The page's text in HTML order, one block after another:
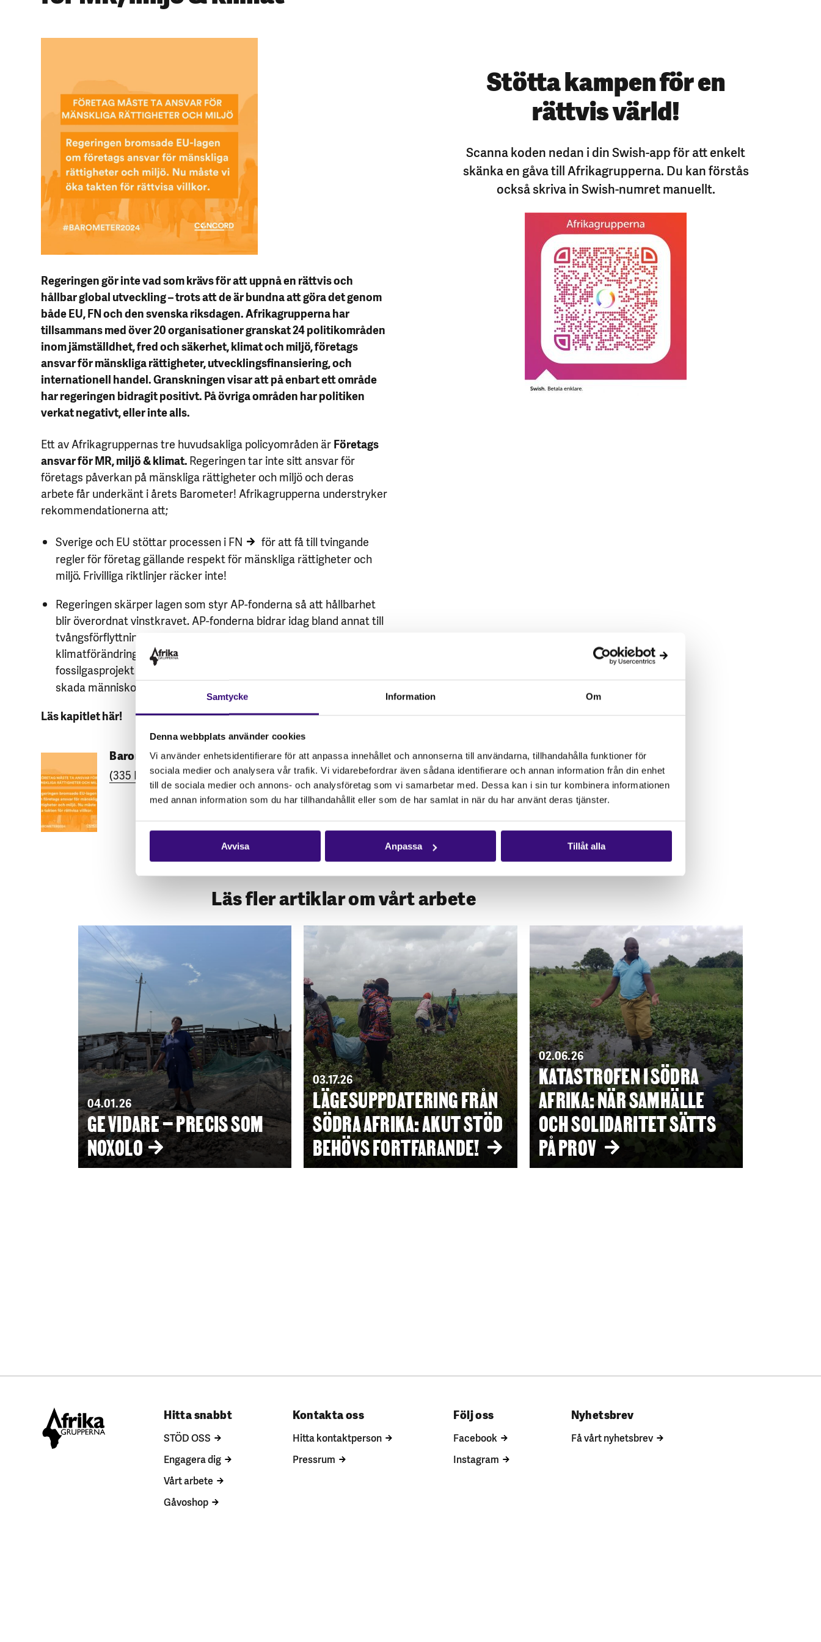
Samtycke Information Om
Denna webbplats använder cookies
Vi använder enhetsidentifierare för att anpassa innehållet och annonserna till användarna, tillhandahålla funktioner för
sociala medier och analysera vår trafik. Vi vidarebefordrar även sådana identifierare och annan information från din enhet
till de sociala medier och annons- och analysföretag som vi samarbetar med. Dessa kan i sin tur kombinera informationen
med annan information som du har tillhandahållit eller som de har samlat in när du har använt deras tjänster.
Avvisa Anpassa Tillåt alla
Regeringen gör inte vad som krävs för att uppnå en rättvis och
hållbar global utveckling – trots att de är bundna att göra det genom
både EU, FN och den svenska riksdagen. Afrikagrupperna har
tillsammans med över 20 organisationer granskat 24 politikområden
inom jämställdhet, fred och säkerhet, klimat och miljö, företags
ansvar för mänskliga rättigheter, utvecklingsfinansiering, och
internationell handel. Granskningen visar att på enbart ett område
har regeringen bidragit positivt. På övriga områden har politiken
verkat negativt, eller inte alls.
Ett av Afrikagruppernas tre huvudsakliga policyområden ärFöretags
ansvar för MR, miljö & klimat.Regeringen tar inte sitt ansvar för
företags påverkan på mänskliga rättigheter och miljö och deras
arbete får underkänt i årets Barometer! Afrikagrupperna understryker
rekommendationerna att;
Sverige och EU stöttarprocessen i FN
för att få till tvingande
regler för företag gällande respekt för mänskliga rättigheter och
miljö. Frivilliga riktlinjer räcker inte!
Regeringen skärper lagen som styr AP-fonderna så att hållbarhet
blir överordnat vinstkravet. AP-fonderna bidrar idag bland annat till
tvångsförflyttningar, miljöförstöring och eldar på
klimatförändringarna genom sina investeringar i
fossilgasprojekt i Moçambique
skada människor och miljö!
Läs kapitlet här!
Barometer – Företags ansvar för MR, miljö & klimat
(335 Kb)
Stötta kampen för en
rättvis värld!
Scanna koden nedan i din Swish-app för att enkelt
skänka en gåva till Afrikagrupperna. Du kan förstås
också skriva in Swish-numret manuellt.
Läs fler artiklar om vårt arbete
04.01.26
GE VIDARE – PRECIS SOM
NOXOLO
03.17.26
LÄGESUPPDATERING FRÅN
SÖDRA AFRIKA: AKUT STÖD
BEHÖVS FORTFARANDE!
02.06.26
KATASTROFEN I SÖDRA
AFRIKA: NÄR SAMHÄLLE
OCH SOLIDARITET SÄTTS
PÅ PROV
Hitta snabbt
STÖD OSS
Engagera dig
Vårt arbete
Gåvoshop
Kontakta oss
Hitta kontaktperson
Pressrum
Följ oss
Facebook
Instagram
Nyhetsbrev
Få vårt nyhetsbrev